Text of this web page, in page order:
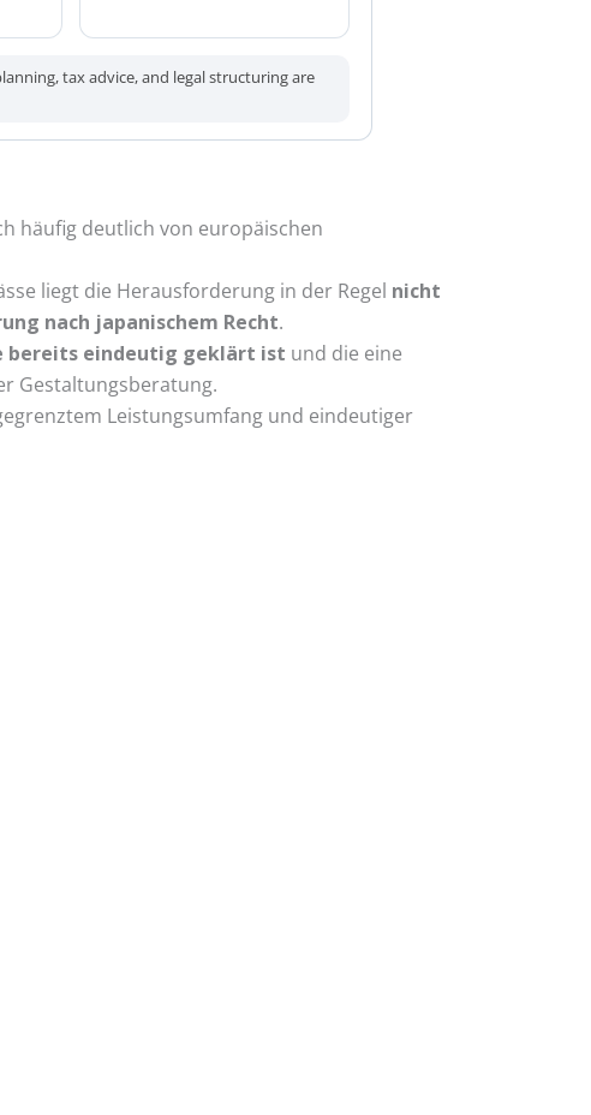
tax advice, and legal structuring are
häufig deutlich von europäischen
liegt die Herausforderung in der Regel nicht
nach japanischem Recht.
bereits eindeutig geklärt ist und die eine
Gestaltungsberatung.
Leistungsumfang und eindeutiger